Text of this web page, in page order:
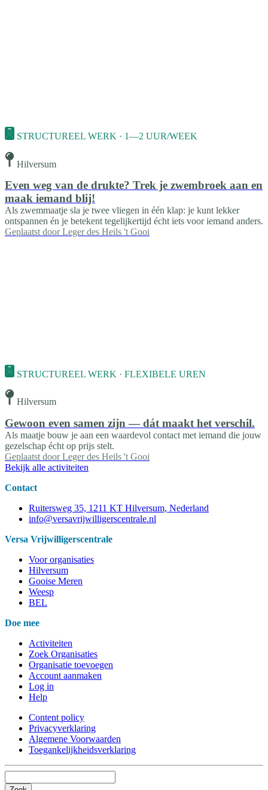
STRUCTUREEL WERK · 1—2 UUR/WEEK
Hilversum
Even weg van de drukte? Trek je zwembroek aan en
maak iemand blij!
Als zwemmaatje sla je twee vliegen in één klap: je kunt lekker
ontspannen én je betekent tegelijkertijd écht iets voor iemand anders.
Geplaatst door Leger des Heils 't Gooi
STRUCTUREEL WERK · FLEXIBELE UREN
Hilversum
Gewoon even samen zijn — dát maakt het verschil.
Als maatje bouw je aan een waardevol contact met iemand die jouw
gezelschap écht op prijs stelt.
Geplaatst door Leger des Heils 't Gooi
Bekijk alle activiteiten
Contact
Ruitersweg 35, 1211 KT Hilversum, Nederland
info@versavrijwilligerscentrale.nl
Versa Vrijwilligerscentrale
Voor organisaties
Hilversum
Gooise Meren
Weesp
BEL
Doe mee
Activiteiten
Zoek Organisaties
Organisatie toevoegen
Account aanmaken
Log in
Help
Content policy
Privacyverklaring
Algemene Voorwaarden
Toegankelijkheidsverklaring